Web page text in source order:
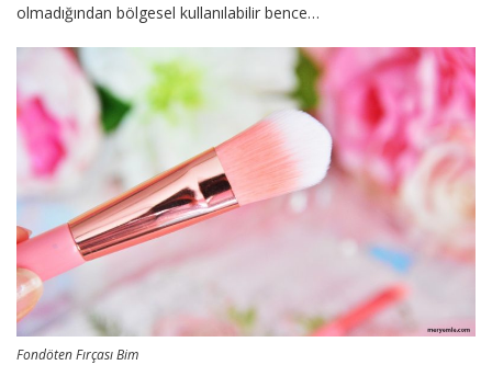
olmadığından bölgesel kullanılabilir bence…
Fondöten Fırçası Bim